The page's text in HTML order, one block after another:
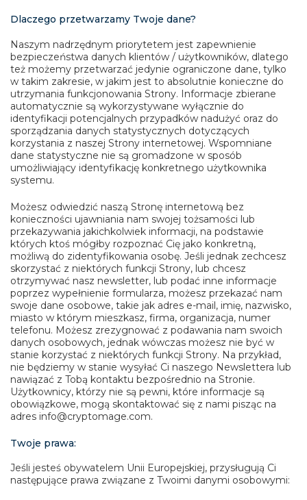
Dlaczego przetwarzamy Twoje dane?
Naszym nadrzędnym priorytetem jest zapewnienie
bezpieczeństwa danych klientów / użytkowników, dlatego
też możemy przetwarzać jedynie ograniczone dane, tylko
w takim zakresie, w jakim jest to absolutnie konieczne do
utrzymania funkcjonowania Strony. Informacje zbierane
automatycznie są wykorzystywane wyłącznie do
identyfikacji potencjalnych przypadków nadużyć oraz do
sporządzania danych statystycznych dotyczących
korzystania z naszej Strony internetowej. Wspomniane
dane statystyczne nie są gromadzone w sposób
umożliwiający identyfikację konkretnego użytkownika
systemu.
Możesz odwiedzić naszą Stronę internetową bez
konieczności ujawniania nam swojej tożsamości lub
przekazywania jakichkolwiek informacji, na podstawie
których ktoś mógłby rozpoznać Cię jako konkretną,
możliwą do zidentyfikowania osobę. Jeśli jednak zechcesz
skorzystać z niektórych funkcji Strony, lub chcesz
otrzymywać nasz newsletter, lub podać inne informacje
poprzez wypełnienie formularza, możesz przekazać nam
swoje dane osobowe, takie jak adres e-mail, imię, nazwisko,
miasto w którym mieszkasz, firma, organizacja, numer
telefonu. Możesz zrezygnować z podawania nam swoich
danych osobowych, jednak wówczas możesz nie być w
stanie korzystać z niektórych funkcji Strony. Na przykład,
nie będziemy w stanie wysyłać Ci naszego Newslettera lub
nawiązać z Tobą kontaktu bezpośrednio na Stronie.
Użytkownicy, którzy nie są pewni, które informacje są
obowiązkowe, mogą skontaktować się z nami pisząc na
adres info@cryptomage.com.
Twoje prawa:
Jeśli jesteś obywatelem Unii Europejskiej, przysługują Ci
następujące prawa związane z Twoimi danymi osobowymi: